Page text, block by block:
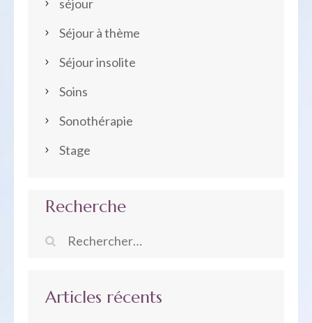
séjour
Séjour à thème
Séjour insolite
Soins
Sonothérapie
Stage
Recherche
Rechercher :
Articles récents